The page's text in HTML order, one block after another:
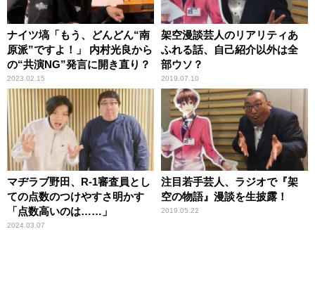
ナイツ塙「もう、どんどん“南
原派”ですよ！」 内村光良から
の“共演NG”発言に開き直り？
2023.02.15
架空漫談芸人のリアリティあ
ふれる話、自己紹介以外は全
部ウソ？
2019.07.10
マヂラブ野田、R-1審査員とし
ての点数のつけやすさ明かす
「点数高いのは……」
2024.03.07
注目若手芸人、ラジオで『架
空の物語』漫談を生披露！
2019.05.22